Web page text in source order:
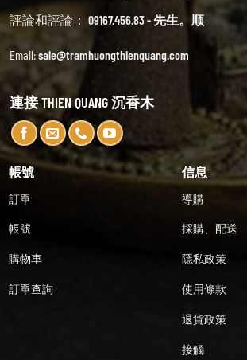
評論和評論： 09167.456.83 - 先生。顺
Email:sale@tramhuongthienquang.com
連接 THIEN QUANG 沉香木
帳號
訂單
帳號
購物車
訂單查詢
信息
導購
採購、配送
隱私政策
使用條款
退貨政策
接觸